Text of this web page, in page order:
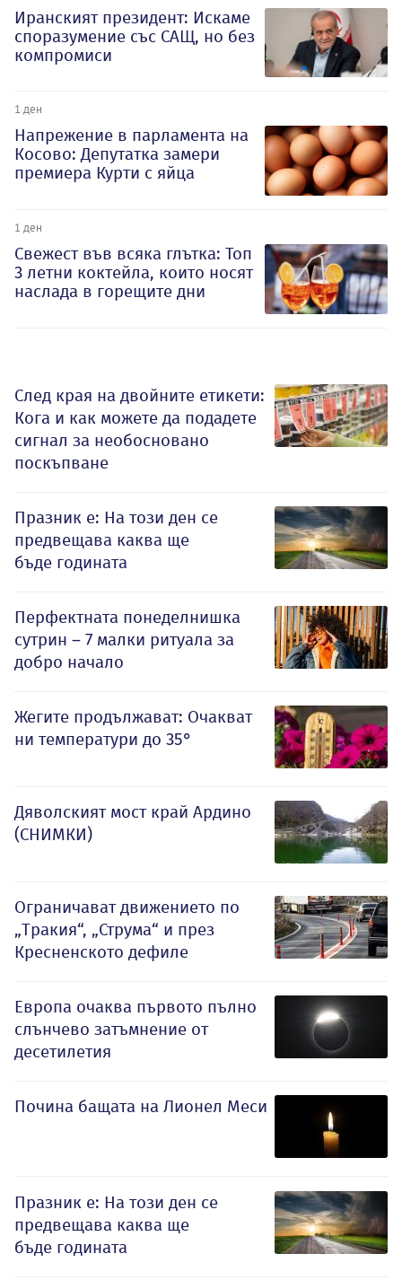
Иранският президент: Искаме
споразумение със САЩ, но без
компромиси
1 ден
Напрежение в парламента на
Косово: Депутатка замери
премиера Курти с яйца
1 ден
Свежест във всяка глътка: Топ
3 летни коктейла, които носят
наслада в горещите дни
След края на двойните етикети:
Кога и как можете да подадете
сигнал за необосновано
поскъпване
Празник е: На този ден се
предвещава каква ще
бъде годината
Перфектната понеделнишка
сутрин – 7 малки ритуала за
добро начало
Жегите продължават: Очакват
ни температури до 35°
Дяволският мост край Ардино
(СНИМКИ)
Ограничават движението по
„Тракия“, „Струма“ и през
Кресненското дефиле
Европа очаква първото пълно
слънчево затъмнение от
десетилетия
Почина бащата на Лионел Меси
Празник е: На този ден се
предвещава каква ще
бъде годината